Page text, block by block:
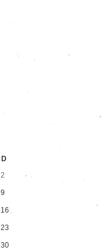
D
2
9
16
23
30